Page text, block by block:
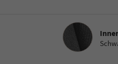
Innenausstattung